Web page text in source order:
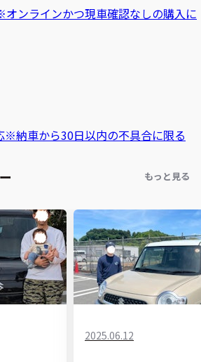
オンラインかつ現車確認なしの購入に
※納車から30日以内の不具合に限る
もっと見る
2025.06.12